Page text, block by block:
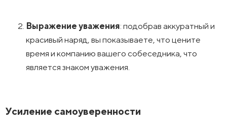
Выражение уважения: подобрав аккуратный и
красивый наряд, вы показываете, что цените
время и компанию вашего собеседника, что
является знаком уважения.
Усиление самоуверенности